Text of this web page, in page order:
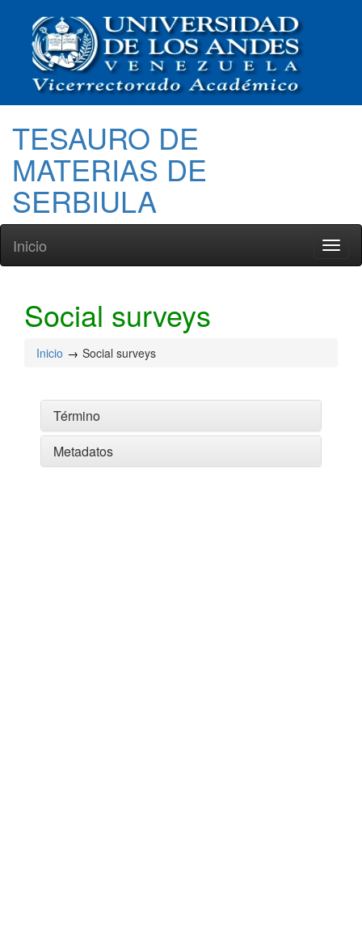
TESAURO DE
MATERIAS DE
SERBIULA
Inicio
Social surveys
Inicio Social surveys
Término
Metadatos